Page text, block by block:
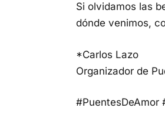
Si olvidamos las
dónde venimos,
*Carlos Lazo
Organizador de
#PuentesDeAmor